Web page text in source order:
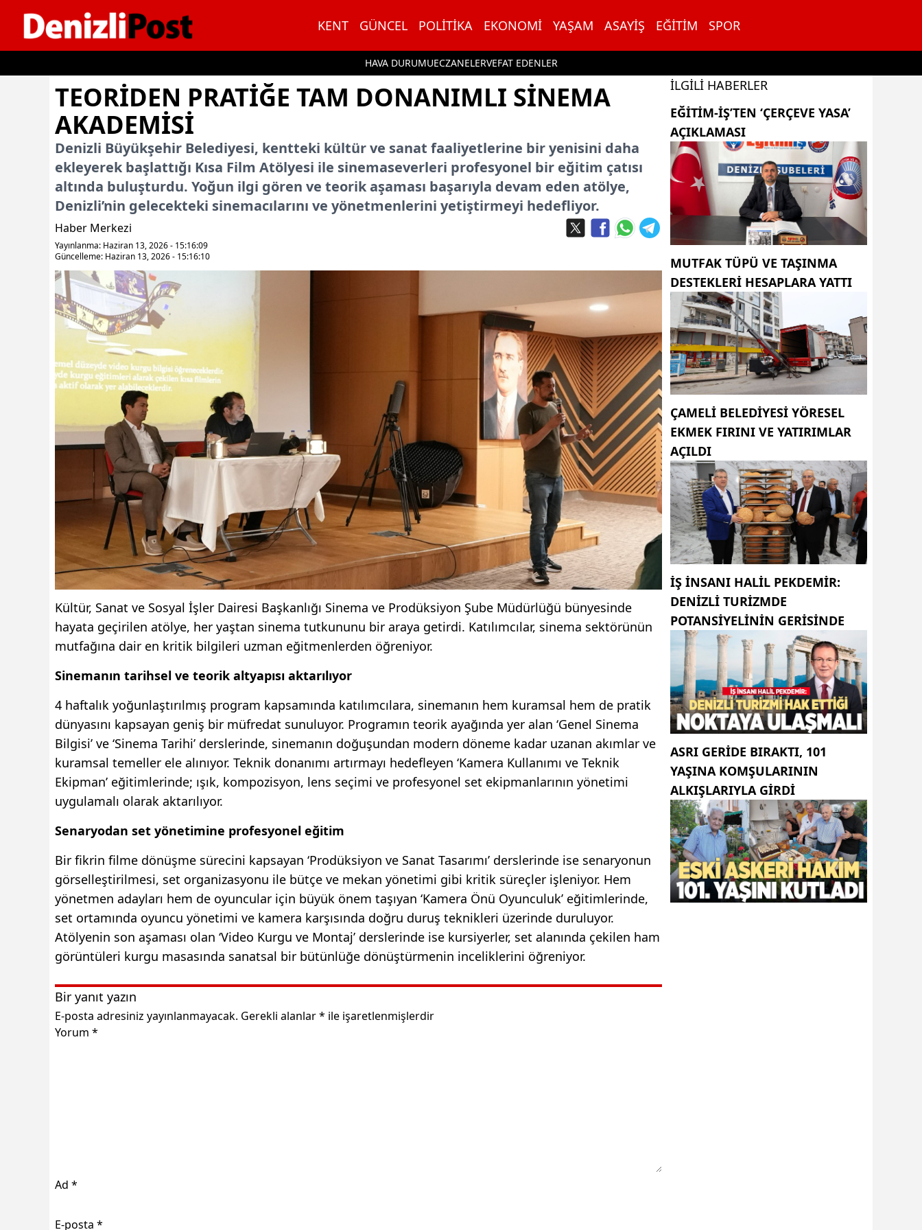
KENT GÜNCEL POLITIKA EKONOMI YAŞAM ASAYIŞ EĞITIM SPOR
HAVA DURUMUECZANELERVEFAT EDENLER
TEORIDEN PRATIĞE TAM DONANIMLI SINEMA
AKADEMISI
Denizli Büyükşehir Belediyesi, kentteki kültür ve sanat faaliyetlerine bir yenisini daha
ekleyerek başlattığı Kısa Film Atölyesi ile sinemaseverleri profesyonel bir eğitim çatısı
altında buluşturdu. Yoğun ilgi gören ve teorik aşaması başarıyla devam eden atölye,
Denizli’nin gelecekteki sinemacılarını ve yönetmenlerini yetiştirmeyi hedefliyor.
Haber Merkezi
Yayınlanma: Haziran 13, 2026 - 15:16:09
Güncelleme: Haziran 13, 2026 - 15:16:10
Kültür, Sanat ve Sosyal İşler Dairesi Başkanlığı Sinema ve Prodüksiyon Şube Müdürlüğü bünyesinde
hayata geçirilen atölye, her yaştan sinema tutkununu bir araya getirdi. Katılımcılar, sinema sektörünün
mutfağına dair en kritik bilgileri uzman eğitmenlerden öğreniyor.
Sinemanın tarihsel ve teorik altyapısı aktarılıyor
4 haftalık yoğunlaştırılmış program kapsamında katılımcılara, sinemanın hem kuramsal hem de pratik
dünyasını kapsayan geniş bir müfredat sunuluyor. Programın teorik ayağında yer alan ‘Genel Sinema
Bilgisi’ ve ‘Sinema Tarihi’ derslerinde, sinemanın doğuşundan modern döneme kadar uzanan akımlar ve
kuramsal temeller ele alınıyor. Teknik donanımı artırmayı hedefleyen ‘Kamera Kullanımı ve Teknik
Ekipman’ eğitimlerinde; ışık, kompozisyon, lens seçimi ve profesyonel set ekipmanlarının yönetimi
uygulamalı olarak aktarılıyor.
Senaryodan set yönetimine profesyonel eğitim
Bir fikrin filme dönüşme sürecini kapsayan ‘Prodüksiyon ve Sanat Tasarımı’ derslerinde ise senaryonun
görselleştirilmesi, set organizasyonu ile bütçe ve mekan yönetimi gibi kritik süreçler işleniyor. Hem
yönetmen adayları hem de oyuncular için büyük önem taşıyan ‘Kamera Önü Oyunculuk’ eğitimlerinde,
set ortamında oyuncu yönetimi ve kamera karşısında doğru duruş teknikleri üzerinde duruluyor.
Atölyenin son aşaması olan ‘Video Kurgu ve Montaj’ derslerinde ise kursiyerler, set alanında çekilen ham
görüntüleri kurgu masasında sanatsal bir bütünlüğe dönüştürmenin inceliklerini öğreniyor.
Bir yanıt yazın
E-posta adresiniz yayınlanmayacak. Gerekli alanlar* ile işaretlenmişlerdir
Yorum *
Ad *
E-posta *
İLGILI HABERLER
EĞITIM-İŞ’TEN ‘ÇERÇEVE YASA’
AÇIKLAMASI
MUTFAK TÜPÜ VE TAŞINMA
DESTEKLERI HESAPLARA YATTI
ÇAMELI BELEDIYESI YÖRESEL
EKMEK FIRINI VE YATIRIMLAR
AÇILDI
İŞ INSANI HALIL PEKDEMIR:
DENIZLI TURIZMDE
POTANSIYELININ GERISINDE
ASRI GERIDE BIRAKTI, 101
YAŞINA KOMŞULARININ
ALKIŞLARIYLA GIRDI